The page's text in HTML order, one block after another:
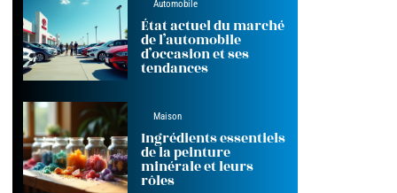
Automobile
État actuel du marché
de l’automobile
d’occasion et ses
tendances
Maison
Ingrédients essentiels
de la peinture
minérale et leurs
rôles